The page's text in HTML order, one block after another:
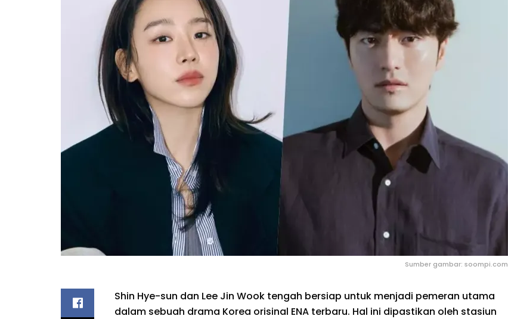
Sumber gambar: soompi.com
Shin Hye-sun dan Lee Jin Wook tengah bersiap untuk menjadi pemeran utama
dalam sebuah drama Korea orisinal ENA terbaru. Hal ini dipastikan oleh stasiun